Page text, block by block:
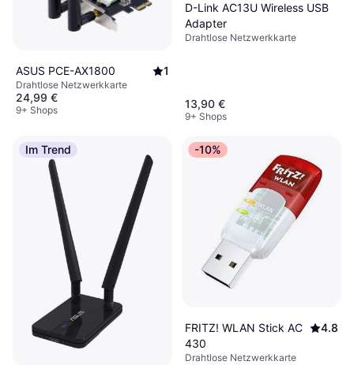
ASUS PCE-AX1800 1
Drahtlose Netzwerkkarte
24,99 €
9+ Shops
D-Link AC13U Wireless USB
Adapter
Drahtlose Netzwerkkarte
13,90 €
9+ Shops
Im Trend -10%
FRITZ! WLAN Stick AC
430
4.8
Drahtlose Netzwerkkarte